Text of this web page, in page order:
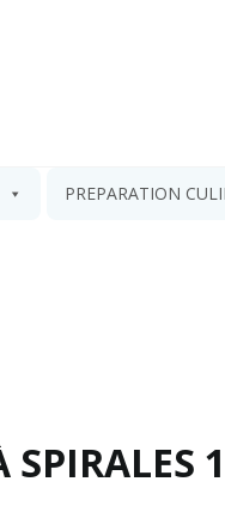
PREPARATION
SPIRALES